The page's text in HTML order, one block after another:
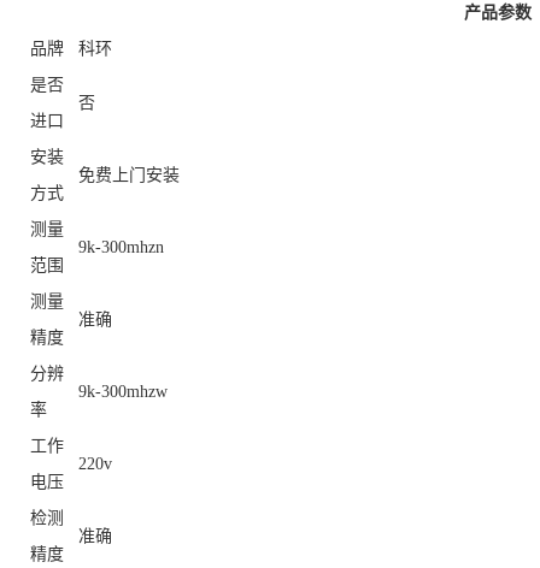
产品参数
品牌
科环
是否
进口
否
安装
方式
免费上门安装
测量
范围
9k-300mhzn
测量
精度
准确
分辨
率
9k-300mhzw
工作
电压
220v
检测
精度
准确